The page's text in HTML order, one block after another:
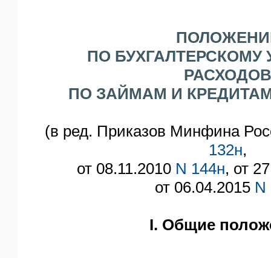
ПО БУХГАЛТЕРСКОМУ
РАСХОДОВ
ПО ЗАЙМАМ И
(в ред. Приказов Минфина
132н,
от 08.11.2010 N 144н, от
от 06.04.2015 N
I. Общие